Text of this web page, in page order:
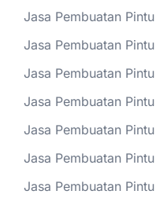
Jasa Pembuatan
Jasa Pembuatan
Jasa Pembuatan
Jasa Pembuatan
Jasa Pembuatan
Jasa Pembuatan
Jasa Pembuatan